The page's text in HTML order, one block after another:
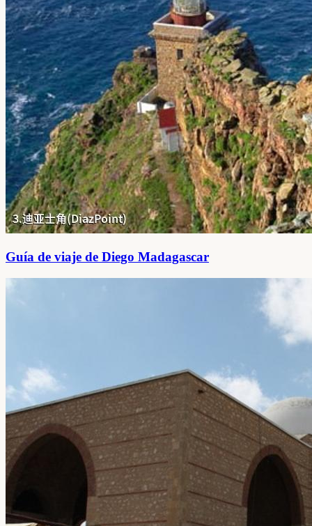
Guía de viaje de Diego Madagascar